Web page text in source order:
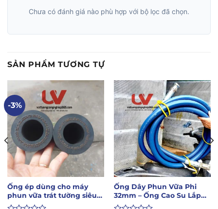
Chưa có đánh giá nào phù hợp với bộ lọc đã chọn.
SẢN PHẨM TƯƠNG TỰ
-3%
Ống ép dùng cho máy
phun vữa trát tường siêu
bền, chịu mài mòn
Ống Dây Phun Vữa Phi
32mm – Ống Cao Su Lắp
Máy Phun Vữa